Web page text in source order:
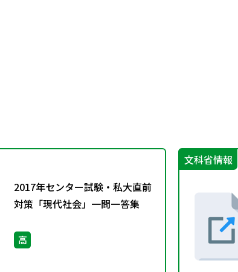
2017年センター試験・私大直前
対策「現代社会」一問一答集
高
文科省情報